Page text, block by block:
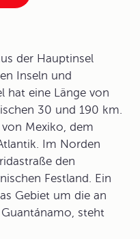
der Hauptinsel
Inseln und
hat eine Länge von
30 und 190 km.
Mexiko, dem
Im Norden
den
Festland. Ein
Gebiet um die an
steht